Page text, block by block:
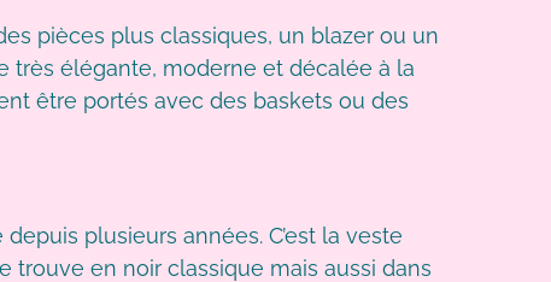
pièces plus classiques, un blazer ou un
très élégante, moderne et décalée à la
être portés avec des baskets ou des
plusieurs années. C’est la veste
trouve en noir classique mais aussi dans